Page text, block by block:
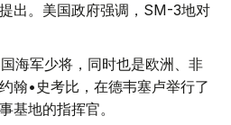
出。美国政府强调，SM-3地对
海军少将，同时也是欧洲、非
翰•史考比，在德韦塞卢举行了
基地的指挥官。